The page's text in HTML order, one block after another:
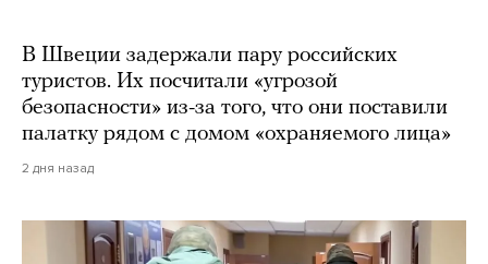
В Швеции задержали пару российских
туристов. Их посчитали «угрозой
безопасности» из-за того, что они поставили
палатку рядом с домом «охраняемого лица»
2 дня назад